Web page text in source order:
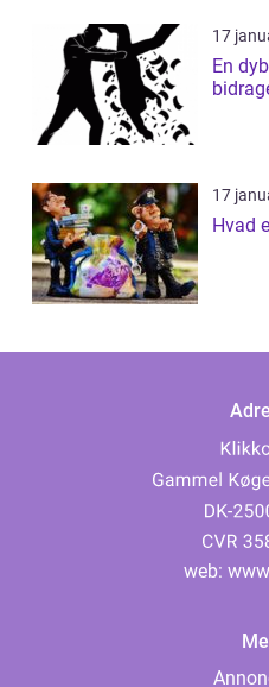
17
En
17
Hvad
web: